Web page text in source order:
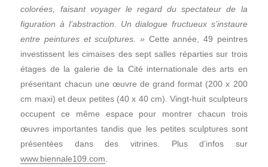
colorées, faisant voyager le regard du spectateur de la
figuration à l’abstraction. Un dialogue fructueux s’instaure
entre peintures et sculptures. » Cette année, 49 peintres
investissent les cimaises des sept salles réparties sur trois
étages de la galerie de la Cité internationale des arts en
présentant chacun une œuvre de grand format (200 x 200
cm maxi) et deux petites (40 x 40 cm). Vingt-huit sculpteurs
occupent ce même espace pour montrer chacun trois
œuvres importantes tandis que les petites sculptures sont
présentées dans des vitrines. Plus d’infos sur
www.biennale109.com.